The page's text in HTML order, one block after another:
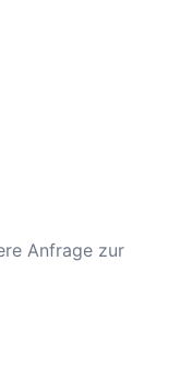
Anfrage zur